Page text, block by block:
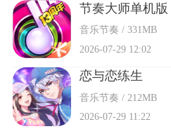
节奏大师单机版
音乐节奏 / 331MB
2026-07-29 12:02
恋与恋练生
音乐节奏 / 212MB
2026-07-29 11:22